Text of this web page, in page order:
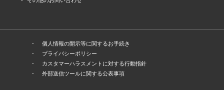
個人情報の開示等に関するお手続き
プライバシーポリシー
カスタマーハラスメントに対する行動指針
外部送信ツールに関する公表事項